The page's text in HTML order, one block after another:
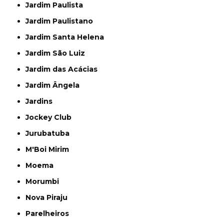
Jardim Paulista
Jardim Paulistano
Jardim Santa Helena
Jardim São Luiz
Jardim das Acácias
Jardim Ângela
Jardins
Jockey Club
Jurubatuba
M'Boi Mirim
Moema
Morumbi
Nova Piraju
Parelheiros